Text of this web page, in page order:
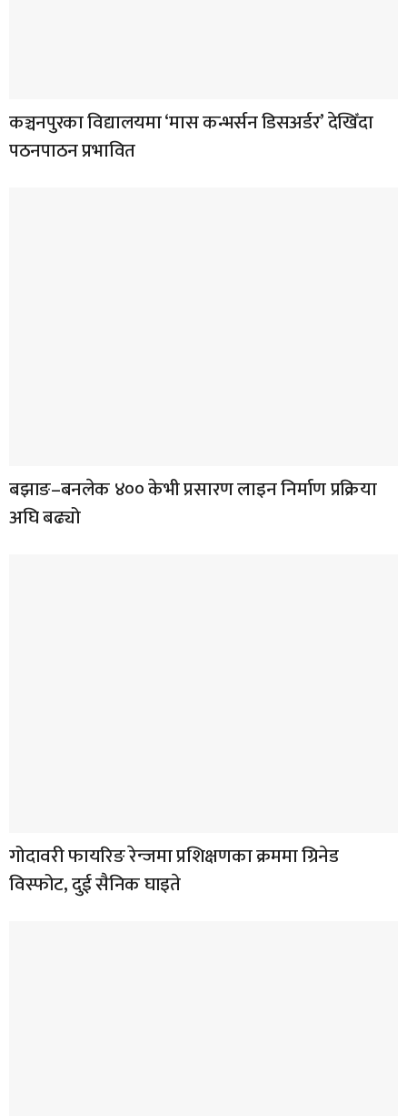
कञ्चनपुरका विद्यालयमा ‘मास कन्भर्सन डिसअर्डर’ देखिँदा
पठनपाठन प्रभावित
बझाङ–बनलेक ४०० केभी प्रसारण लाइन निर्माण प्रक्रिया
अघि बढ्यो
गोदावरी फायरिङ रेन्जमा प्रशिक्षणका क्रममा ग्रिनेड
विस्फोट, दुई सैनिक घाइते